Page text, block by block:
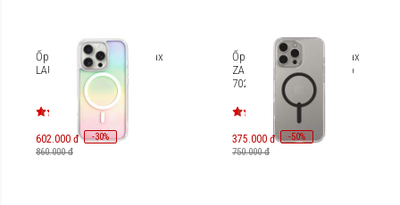
Ốp lưng iPhone 16 Pro Max
LAUT Holo L_IP24D_HO
602.000 đ -30%
860.000 đ
Ốp lưng iPhone 16 Pro Max
ZAGG Crystal Palace Snap
702316292/702315045
375.000 đ -50%
750.000 đ